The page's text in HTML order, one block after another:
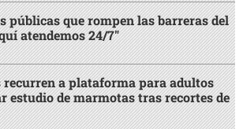
públicas que rompen las barreras del
atendemos 24/7"
recurren a plataforma para adultos
estudio de marmotas tras recortes de